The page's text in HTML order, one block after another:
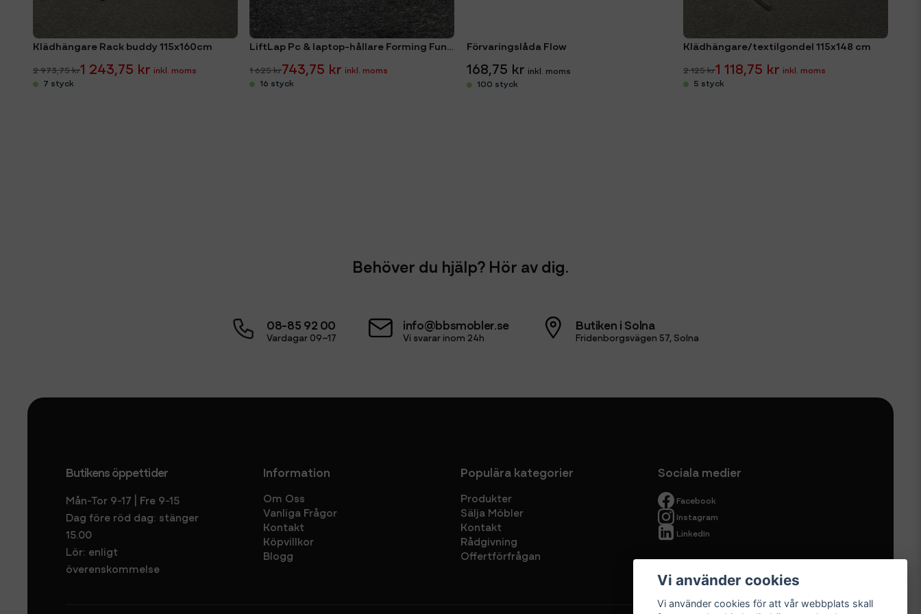
Klädhängare Rack buddy 115x160cm
2 973,75 kr1 243,75 kr
7 styck
LiftLap Pc & laptop-hållare Forming Function Vit
1 625 kr743,75 kr
16 styck
Förvaringslåda Flow
168,75 kr
100 styck
Klädhängare/textilgondel 115x148 cm
2 125 kr1 118,75 kr
5 styck
Behöver du hjälp? Hör av dig.
08-85 92 00
Vardagar 09–17
info@bbsmobler.se
Vi svarar inom 24h
Butiken i Solna
Fridenborgsvägen 57, Solna
Butikens öppettider
Mån-Tor 9-17 | Fre 9-15
Dag före röd dag: stänger
15.00
Lör: enligt
överenskommelse
Information
Om Oss
Vanliga Frågor
Kontakt
Köpvillkor
Blogg
Populära kategorier
Produkter
Sälja Möbler
Kontakt
Rådgivning
Offertförfrågan
Sociala medier
Facebook
Instagram
LinkedIn
Vi använder cookies
Vi använder cookies för att vår webbplats skall